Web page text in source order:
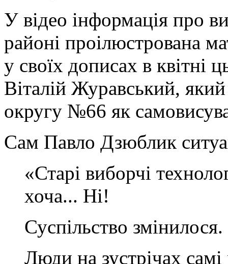
У відео інформація про
районі проілюстрована
у своїх дописах в квітні
Віталій Журавський,
округу №66 як
Сам Павло Дзюблик
«Старі виборчі
хоча... Ні!
Суспільство змінилося.
Люди на зустрічах